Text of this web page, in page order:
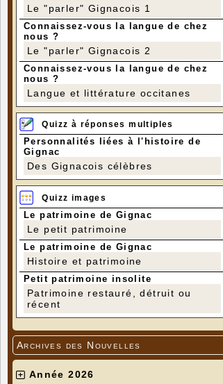
Le "parler" Gignacois 1
Connaissez-vous la langue de chez
nous ?
Le "parler" Gignacois 2
Connaissez-vous la langue de chez
nous ?
Langue et littérature occitanes
Quizz à réponses multiples
Personnalités liées à l'histoire de
Gignac
Des Gignacois célèbres
Quizz images
Le patrimoine de Gignac
Le petit patrimoine
Le patrimoine de Gignac
Histoire et patrimoine
Petit patrimoine insolite
Patrimoine restauré, détruit ou
récent
Archives des Nouvelles
Année 2026